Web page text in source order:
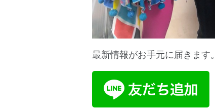
最新情報がお手元に届きます。